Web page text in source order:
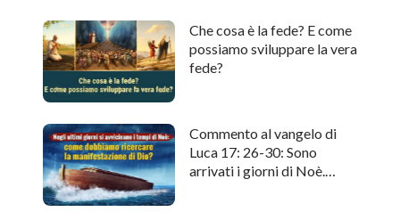
Che cosa è la fede? E come
possiamo sviluppare la vera
fede?
Commento al vangelo di
Luca 17: 26-30: Sono
arrivati i giorni di Noè.